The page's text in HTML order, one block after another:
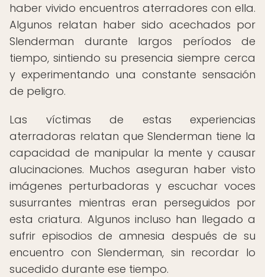
haber vivido encuentros aterradores con ella.
Algunos relatan haber sido acechados por
Slenderman durante largos períodos de
tiempo, sintiendo su presencia siempre cerca
y experimentando una constante sensación
de peligro.
Las víctimas de estas experiencias
aterradoras relatan que Slenderman tiene la
capacidad de manipular la mente y causar
alucinaciones. Muchos aseguran haber visto
imágenes perturbadoras y escuchar voces
susurrantes mientras eran perseguidos por
esta criatura. Algunos incluso han llegado a
sufrir episodios de amnesia después de su
encuentro con Slenderman, sin recordar lo
sucedido durante ese tiempo.